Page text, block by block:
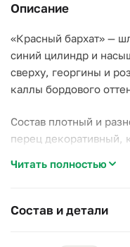
Описание
«Красный бархат» —
синий цилиндр и
сверху, георгины и
каллы бордового
Состав плотный и
перец декоративный,
букет в упаковке, а
Читать полностью
Состав и детали